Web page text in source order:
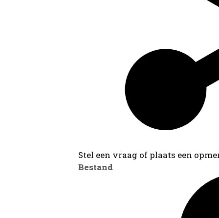
Stel een vraag of plaats een
Bestand